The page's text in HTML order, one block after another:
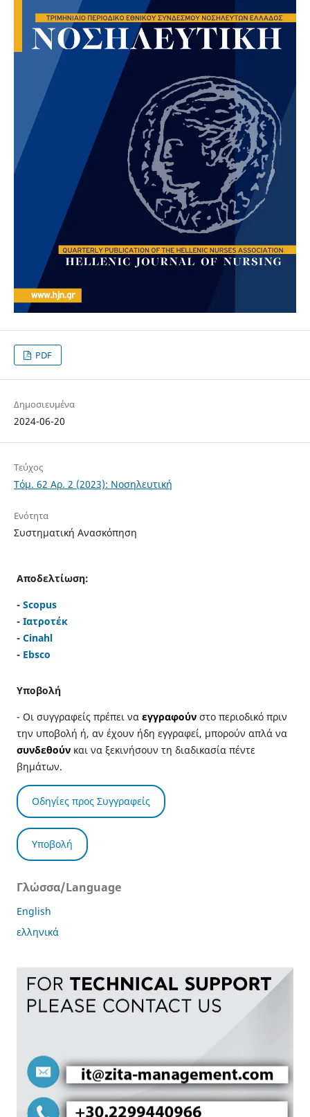
PDF
Δημοσιευμένα
2024-06-20
Τεύχος
Τόμ. 62 Αρ. 2 (2023): Νοσηλευτική
Ενότητα
Συστηματική Ανασκόπηση
Αποδελτίωση:
- Scopus
- Ιατροτέκ
- Cinahl
- Ebsco
Υποβολή
- Οι συγγραφείς πρέπει να εγγραφούν στο περιοδικό πριν
την υποβολή ή, αν έχουν ήδη εγγραφεί, μπορούν απλά να
συνδεθούνκαι να ξεκινήσουν τη διαδικασία πέντε
βημάτων.
Οδηγίες προς Συγγραφείς
Υποβολή
Γλώσσα/Language
English
ελληνικά